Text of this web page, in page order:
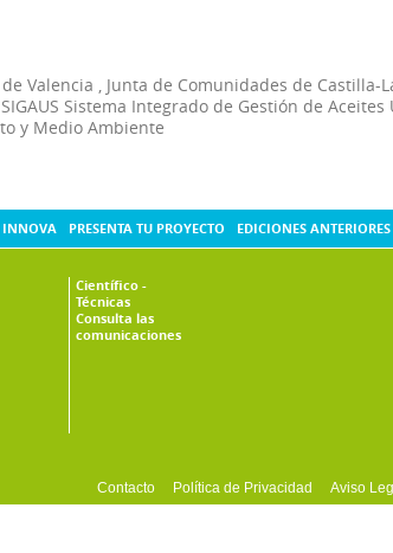
Valencia , Junta de Comunidades de Castilla-
SIGAUS Sistema Integrado de Gestión de Aceites
y Medio Ambiente
PRESENTA TU PROYECTO
Científico -
Técnicas
Consulta las
comunicaciones
EDICIONES ANTERIORES
Contacto Política de Privacidad Aviso